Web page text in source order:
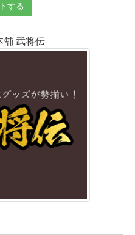
する
舗 武将伝